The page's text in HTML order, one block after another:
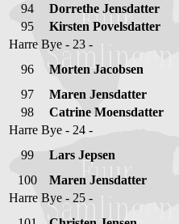
94
Dorrethe Jensdatter
95
Kirsten Povelsdatter
Harre Bye - 23 -
96
Morten Jacobsen
97
Maren Jensdatter
98
Catrine Moensdatter
Harre Bye - 24 -
99
Lars Jepsen
100
Maren Jensdatter
Harre Bye - 25 -